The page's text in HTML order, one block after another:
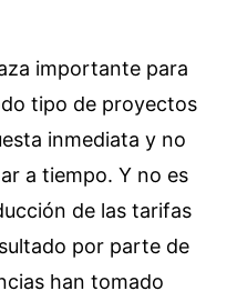
importante para
tipo de proyectos
inmediata y no
a tiempo. Y no es
de las tarifas
por parte de
han tomado